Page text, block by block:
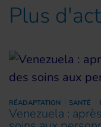
Plus
RÉADAPTATION SANTÉ
Venezuela :